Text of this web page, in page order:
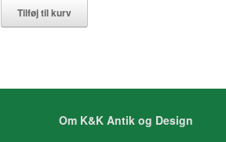
Tilføj til kurv
Om K&K Antik og Design